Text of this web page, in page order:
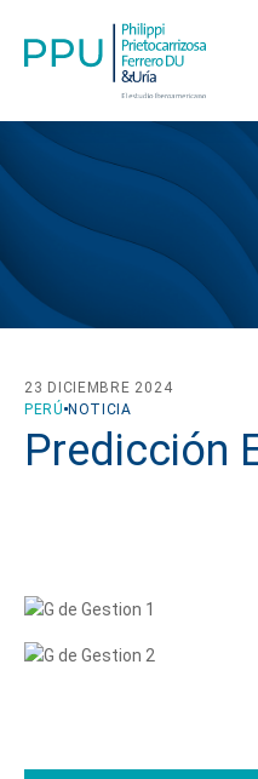
PERÚ NOTICIA
23 DICIEMBRE 2024
Predicción